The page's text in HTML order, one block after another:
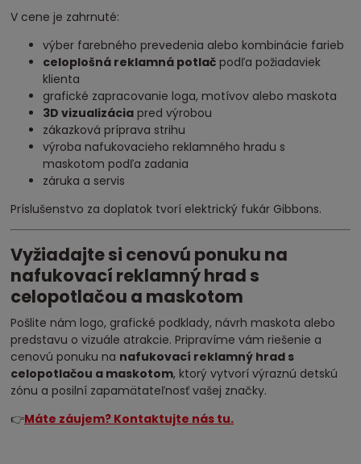
V cene je zahrnuté:
výber farebného prevedenia alebo kombinácie farieb
celoplošná reklamná potlač podľa požiadaviek
klienta
grafické zapracovanie loga, motívov alebo maskota
3D vizualizácia pred výrobou
zákazková príprava strihu
výroba nafukovacieho reklamného hradu s
maskotom podľa zadania
záruka a servis
Príslušenstvo za doplatok tvorí elektrický fukár Gibbons.
Vyžiadajte si cenovú ponuku na
nafukovací reklamný hrad s
celopotlačou a maskotom
Pošlite nám logo, grafické podklady, návrh maskota alebo
predstavu o vizuále atrakcie. Pripravíme vám riešenie a
cenovú ponuku na nafukovací reklamný hrad s
celopotlačou a maskotom, ktorý vytvorí výraznú detskú
zónu a posilní zapamätateľnosť vašej značky.
👉Máte záujem? Kontaktujte nás tu.